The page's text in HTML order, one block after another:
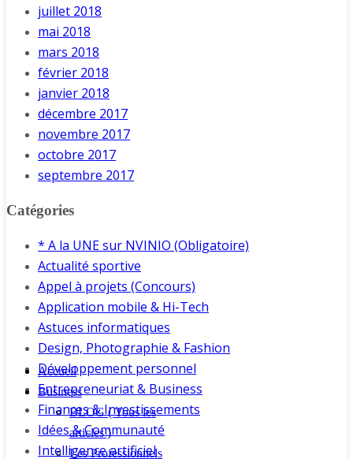
juillet 2018
mai 2018
mars 2018
février 2018
janvier 2018
décembre 2017
novembre 2017
octobre 2017
septembre 2017
Catégories
* A la UNE sur NVINIO (Obligatoire)
Actualité sportive
Appel à projets (Concours)
Application mobile & Hi-Tech
Astuces informatiques
Design, Photographie & Fashion
Développement personnel
Entrepreneuriat & Business
Finances & Investissements
Idées & Communauté
Intelligence artificiel
Accueil
Business
BLOG ( Tous les
articles )
Les Professionnels